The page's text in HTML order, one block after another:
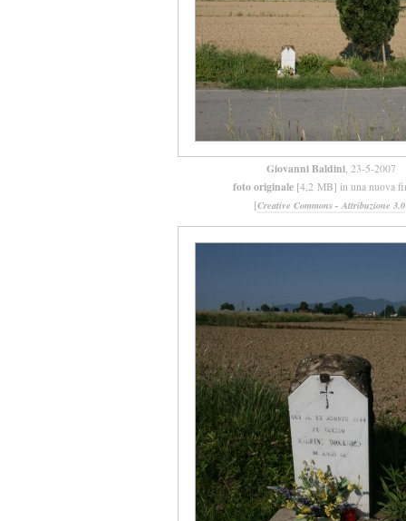
Giovanni Baldini, 23-5-2007
foto originale [4,2 MB] in una nuova
[Creative Commons - Attribuzione 3.0